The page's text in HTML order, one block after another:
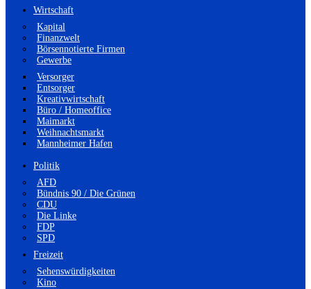
Wirtschaft
Kapital
Finanzwelt
Börsennotierte Firmen
Gewerbe
Versorger
Entsorger
Kreativwirtschaft
Büro / Homeoffice
Maimarkt
Weihnachtsmarkt
Mannheimer Hafen
Politik
AFD
Bündnis 90 / Die Grünen
CDU
Die Linke
FDP
SPD
Freizeit
Sehenswürdigkeiten
Kino